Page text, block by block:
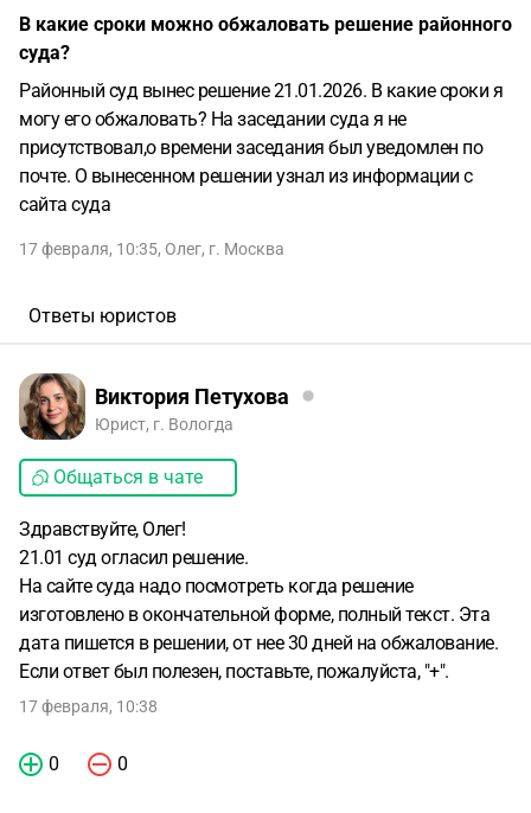
В какие сроки можно обжаловать решение районного
суда?
Районный суд вынес решение 21.01.2026. В какие сроки я
могу его обжаловать? На заседании суда я не
присутствовал,о времени заседания был уведомлен по
почте. О вынесенном решении узнал из информации с
сайта суда
17 февраля, 10:35, Олег, г. Москва
Ответы юристов
Виктория Петухова
Юрист, г. Вологда
Общаться в чате
Здравствуйте, Олег!
21.01 суд огласил решение.
На сайте суда надо посмотреть когда решение
изготовлено в окончательной форме, полный текст. Эта
дата пишется в решении, от нее 30 дней на обжалование.
Если ответ был полезен, поставьте, пожалуйста, "+".
17 февраля, 10:38
0 0